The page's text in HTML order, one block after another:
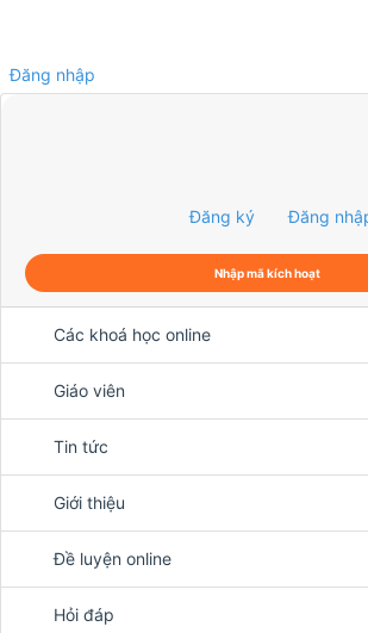
Đăng nhập
Đăng ký Đăng
Nhập mã kích hoạt
Các khoá học online
Giáo viên
Tin tức
Giới thiệu
Đề luyện online
Hỏi đáp